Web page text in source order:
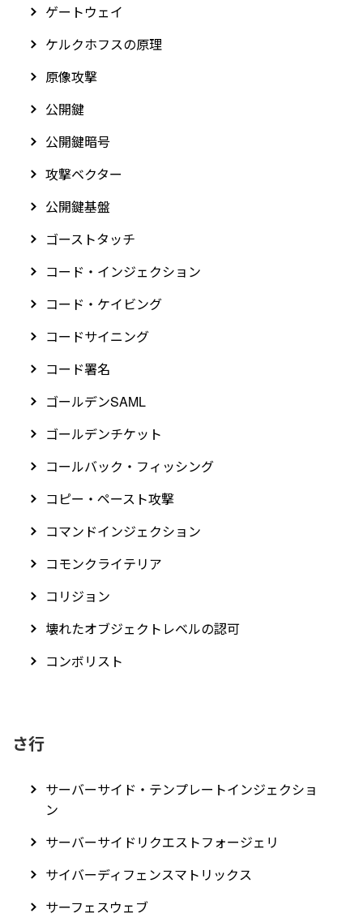
ゲートウェイ
ケルクホフスの原理
原像攻撃
公開鍵
公開鍵暗号
攻撃ベクター
公開鍵基盤
ゴーストタッチ
コード・インジェクション
コード・ケイビング
コードサイニング
コード署名
ゴールデンSAML
ゴールデンチケット
コールバック・フィッシング
コピー・ペースト攻撃
コマンドインジェクション
コモンクライテリア
コリジョン
壊れたオブジェクトレベルの認可
コンボリスト
さ行
サーバーサイド・テンプレートインジェクショ
ン
サーバーサイドリクエストフォージェリ
サイバーディフェンスマトリックス
サーフェスウェブ